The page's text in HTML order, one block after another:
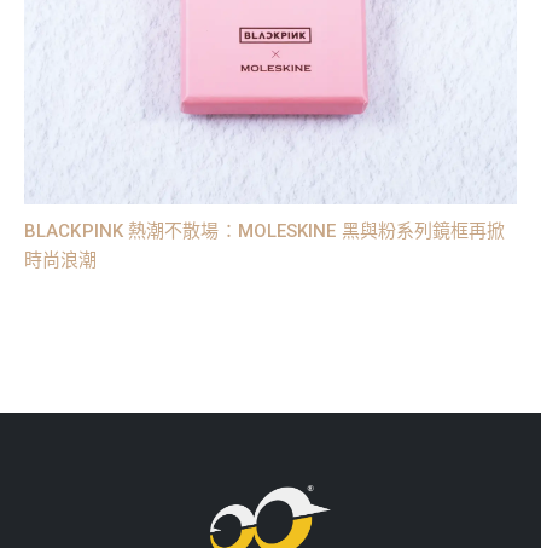
BLACKPINK 熱潮不散場：MOLESKINE 黑與粉系列鏡框再掀
時尚浪潮